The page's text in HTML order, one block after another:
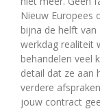
Nieuw Europees
bijna de helft van
werkdag realiteit
behandelen veel
detail dat ze aan
verdere
jouw contract